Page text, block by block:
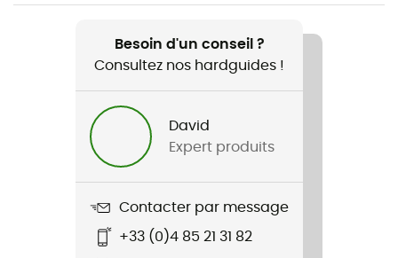
Ultimate Six Urban
Charge maximale
Besoin d'un conseil ?
Consultez nos hardguides !
David
Expert produits
Contacter par message
+33 (0)4 85 21 31 82